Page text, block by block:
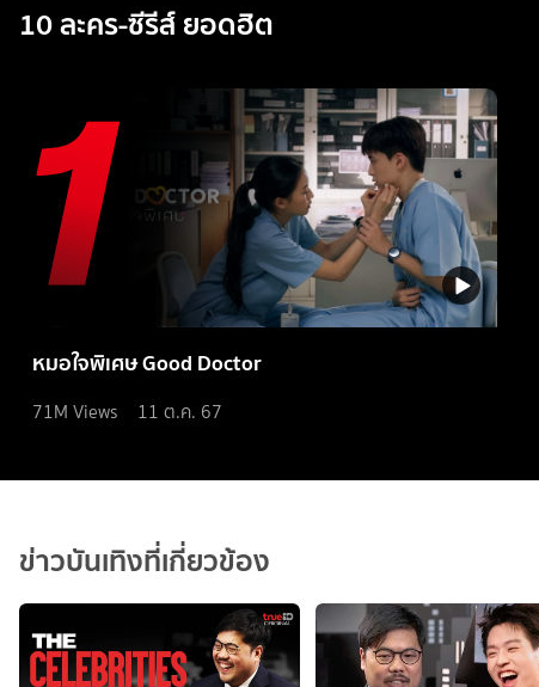
10 ละคร-ซีรีส์ ยอดฮิต
หมอใจพิเศษ Good Doctor
71M Views 11 ต.ค. 67
ข่าวบันเทิงที่เกี่ยวข้อง